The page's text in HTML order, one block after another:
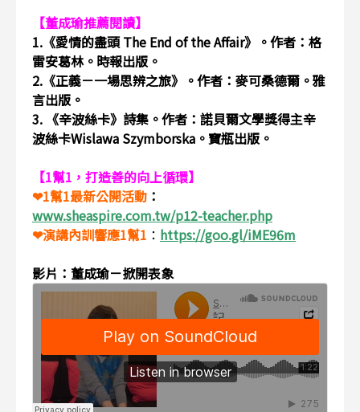
【董成瑜推薦閱讀】
1.《愛情的盡頭 The End of the Affair》。作者：格
雷安葛林。時報出版。
2.《正義－一場思辨之旅》。作者：麥可桑德爾。雅
言出版。
3. 《辛波絲卡》詩集。作者：諾貝爾文學獎得主辛
波絲卡Wislawa Szymborska。寶瓶出版。
【1幫1，打造善的向上循環】
❤1幫1最新公開活動 ：
www.sheaspire.com.tw/p12-teacher.php
❤演講內訓響應1幫1 ： https://goo.gl/iME96m
影片：董成瑜－掀開表象